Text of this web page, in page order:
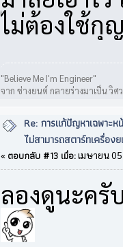
ไม่ต้องใช้กุ
"Believe Me I'm Engineer"
จาก ช่างยนต์ กลายร่างมาเป็น วิศ
Re: การแก้ปัญหาเฉพาะ
ไม่สามารถสตาร์ทเครื่อง
« ตอบกลับ #13 เมื่อ:เมษายน
ลองดูนะครั